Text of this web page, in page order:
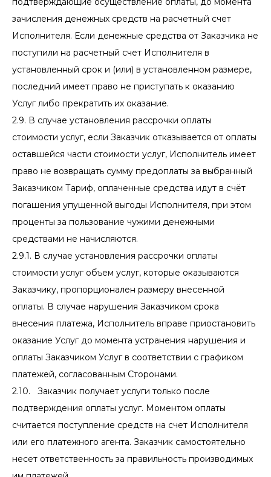
зачисления денежных средств на расчетный счет
Исполнителя. Если денежные средства от Заказчика не
поступили на расчетный счет Исполнителя в
установленный срок и (или) в установленном размере,
последний имеет право не приступать к оказанию
Услуг либо прекратить их оказание.
2.9. В случае установления рассрочки оплаты
стоимости услуг, если Заказчик отказывается от оплаты
оставшейся части стоимости услуг, Исполнитель имеет
право не возвращать сумму предоплаты за выбранный
Заказчиком Тариф, оплаченные средства идут в счёт
погашения упущенной выгоды Исполнителя, при этом
проценты за пользование чужими денежными
средствами не начисляются.
2.9.1. В случае установления рассрочки оплаты
стоимости услуг объем услуг, которые оказываются
Заказчику, пропорционален размеру внесенной
оплаты. В случае нарушения Заказчиком срока
внесения платежа, Исполнитель вправе приостановить
оказание Услуг до момента устранения нарушения и
оплаты Заказчиком Услуг в соответствии с графиком
платежей, согласованным Сторонами.
2.10. Заказчик получает услуги только после
подтверждения оплаты услуг. Моментом оплаты
считается поступление средств на счет Исполнителя
или его платежного агента. Заказчик самостоятельно
несет ответственность за правильность производимых